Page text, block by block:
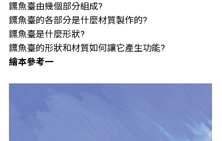
鏢魚臺由幾個部分組成?
鏢魚臺的各部分是什麼材質製作的?
鏢魚臺是什麼形狀?
鏢魚臺的形狀和材質如何讓它產生功能?
繪本參考一